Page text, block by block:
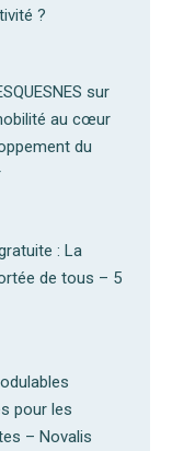
?
sur
au cœur
du
: La
de tous – 5
pour les
– Novalis